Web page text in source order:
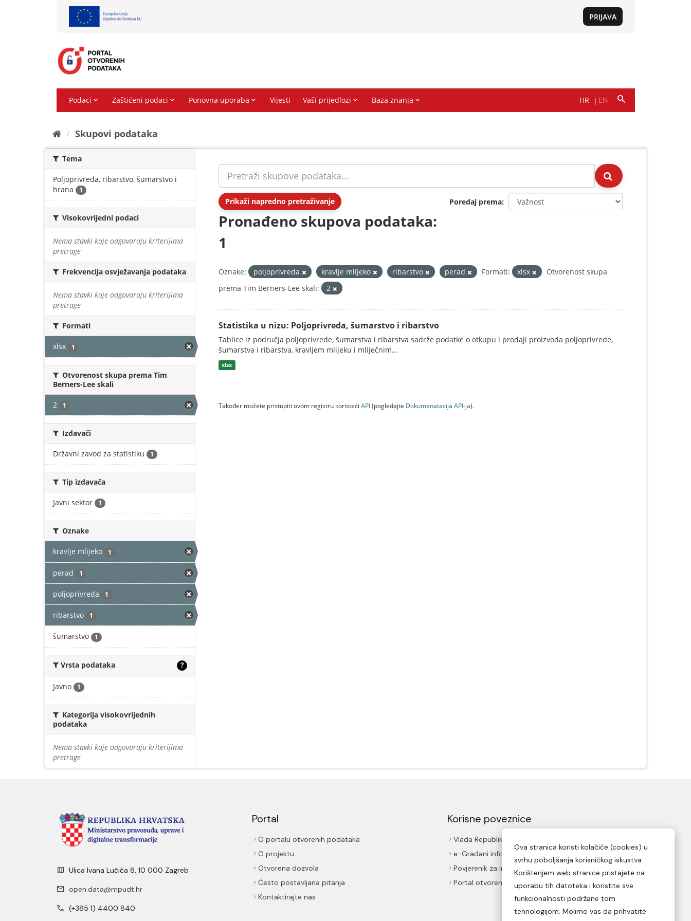
Skupovi podаtаkа
Tema
Poljoprivreda, ribarstvo, šumarstvo i
hrana
1
Visokovrijedni podaci
Nema stavki koje odgovaraju kriterijima
pretrage
Frekvencija osvježavanja podataka
Nema stavki koje odgovaraju kriterijima
pretrage
Formati
xlsx 1
Otvorenost skupa prema Tim
Berners-Lee skali
2 1
Izdavači
Državni zavod za statistiku 1
Tip izdavača
Javni sektor 1
Oznake
kravlje mlijeko 1
perad 1
poljoprivreda 1
ribarstvo 1
šumarstvo 1
Vrsta podataka ?
Javno 1
Kategorija visokovrijednih
podataka
Nema stavki koje odgovaraju kriterijima
pretrage
Prikaži napredno pretraživanje Poredaj prema
Pronađeno skupova podataka:
1
Oznake: poljoprivreda kravlje mlijeko ribarstvo perad Formati: xlsx
Otvorenost skupa
prema Tim Berners-Lee skali:
2
Statistika u nizu: Poljoprivreda, šumarstvo i ribarstvo
Tablice iz područja poljoprivrede, šumarstva i ribarstva sadrže podatke o otkupu i prodaji proizvoda poljoprivrede,
šumarstva i ribarstva, kravljem mlijeku i mliječnim...
xlsx
Također možete pristupiti ovom registru koristeći API(pogledajte Dokumenаtаcijа API-jа).